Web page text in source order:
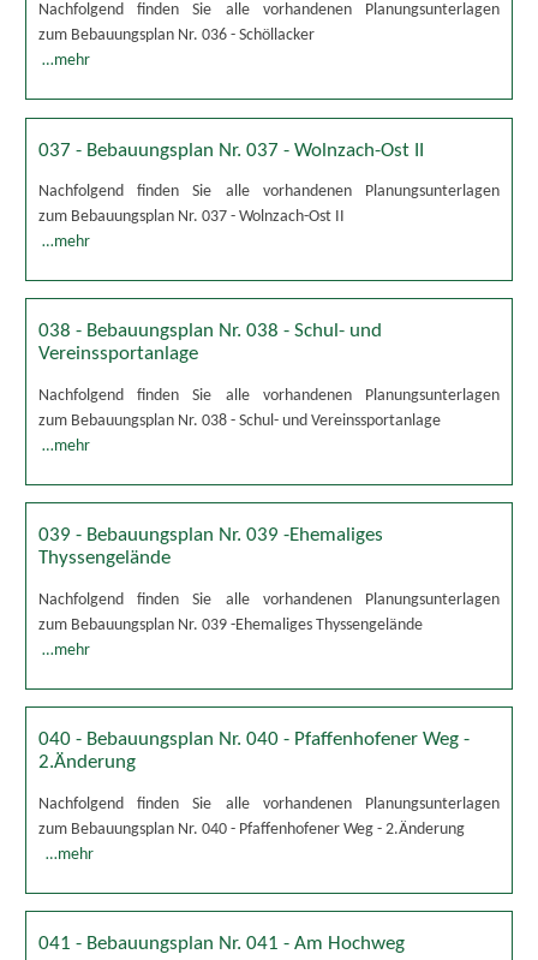
Nachfolgend finden Sie alle vorhandenen Planungsunterlagen
zum Bebauungsplan Nr. 036 - Schöllacker
…mehr
037 - Bebauungsplan Nr. 037 - Wolnzach-Ost II
Nachfolgend finden Sie alle vorhandenen Planungsunterlagen
zum Bebauungsplan Nr. 037 - Wolnzach-Ost II
…mehr
038 - Bebauungsplan Nr. 038 - Schul- und
Vereinssportanlage
Nachfolgend finden Sie alle vorhandenen Planungsunterlagen
zum Bebauungsplan Nr. 038 - Schul- und Vereinssportanlage
…mehr
039 - Bebauungsplan Nr. 039 -Ehemaliges
Thyssengelände
Nachfolgend finden Sie alle vorhandenen Planungsunterlagen
zum Bebauungsplan Nr. 039 -Ehemaliges Thyssengelände
…mehr
040 - Bebauungsplan Nr. 040 - Pfaffenhofener Weg -
2.Änderung
Nachfolgend finden Sie alle vorhandenen Planungsunterlagen
zum Bebauungsplan Nr. 040 - Pfaffenhofener Weg - 2.Änderung
…mehr
041 - Bebauungsplan Nr. 041 - Am Hochweg